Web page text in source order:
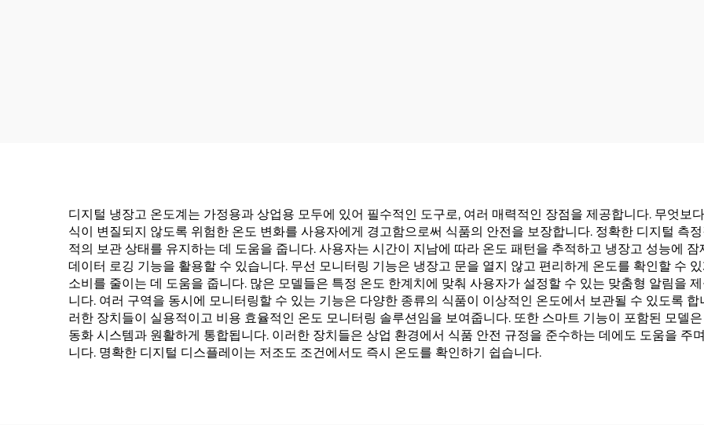
디지털 냉장고 온도계는 가정용과 상업용 모두에 있어 필수적인 도구로, 여러 매력적인 장점을 제공합니다. 무엇보
식이 변질되지 않도록 위험한 온도 변화를 사용자에게 경고함으로써 식품의 안전을 보장합니다. 정확한 디지털 측
적의 보관 상태를 유지하는 데 도움을 줍니다. 사용자는 시간이 지남에 따라 온도 패턴을 추적하고 냉장고 성능에
데이터 로깅 기능을 활용할 수 있습니다. 무선 모니터링 기능은 냉장고 문을 열지 않고 편리하게 온도를 확인할 수
소비를 줄이는 데 도움을 줍니다. 많은 모델들은 특정 온도 한계치에 맞춰 사용자가 설정할 수 있는 맞춤형 알림을
니다. 여러 구역을 동시에 모니터링할 수 있는 기능은 다양한 종류의 식품이 이상적인 온도에서 보관될 수 있도록
러한 장치들이 실용적이고 비용 효율적인 온도 모니터링 솔루션임을 보여줍니다. 또한 스마트 기능이 포함된 모델
동화 시스템과 원활하게 통합됩니다. 이러한 장치들은 상업 환경에서 식품 안전 규정을 준수하는 데에도 도움을 주
니다. 명확한 디지털 디스플레이는 저조도 조건에서도 즉시 온도를 확인하기 쉽습니다.